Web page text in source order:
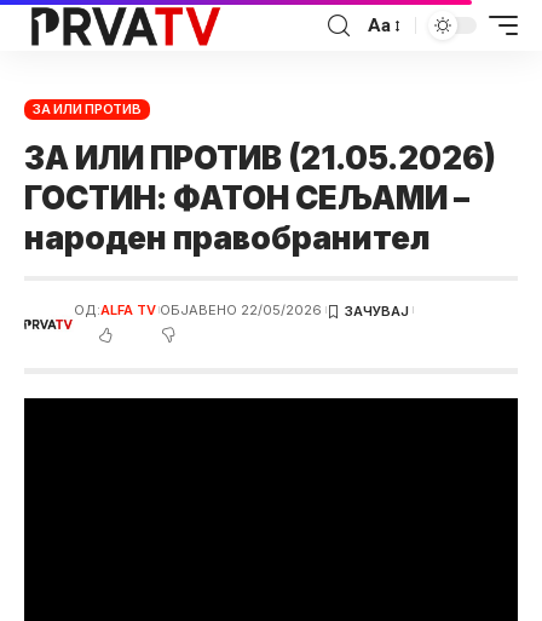
Аа
ЗА ИЛИ ПРОТИВ
ЗА ИЛИ ПРОТИВ (21.05.2026)
ГОСТИН: ФАТОН СЕЉАМИ –
народен правобранител
ОД:ALFA TV ОБЈАВЕНО 22/05/2026